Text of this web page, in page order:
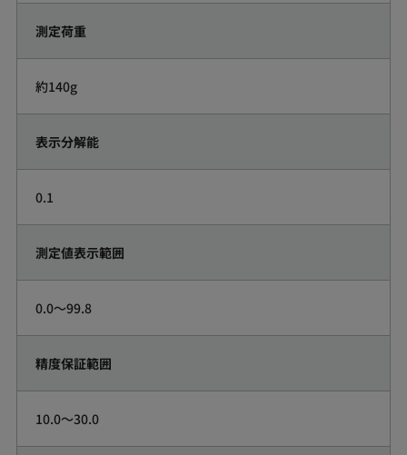
測定荷重
約140g
表示分解能
0.1
測定値表示範囲
0.0～99.8
精度保証範囲
10.0～30.0